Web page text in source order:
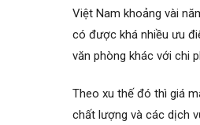
Việt Nam khoảng vài
có được khá nhiều ưu
văn phòng khác với chi
Theo xu thế đó thì giá
chất lượng và các dịch